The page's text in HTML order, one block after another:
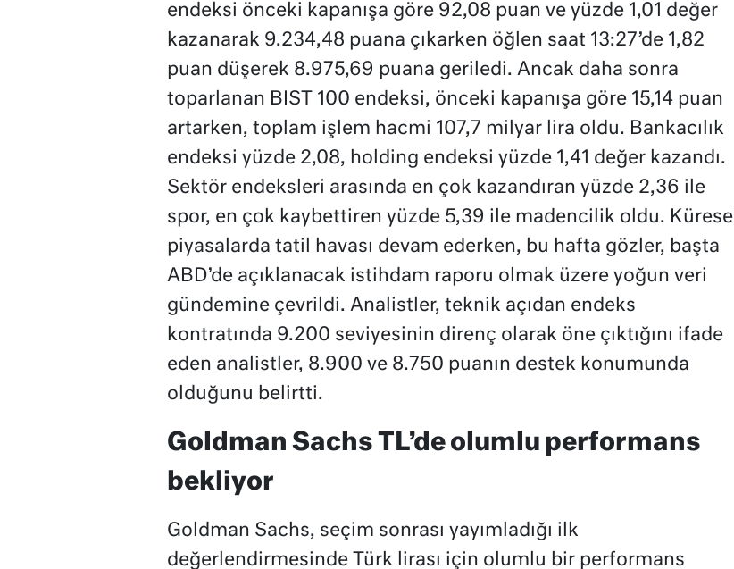
endeksi önceki kapanışa göre 92,08 puan ve yüzde 1,01 değer
kazanarak 9.234,48 puana çıkarken öğlen saat 13:27’de 1,82
puan düşerek 8.975,69 puana geriledi. Ancak daha sonra
toparlanan BIST 100 endeksi, önceki kapanışa göre 15,14 puan
artarken, toplam işlem hacmi 107,7 milyar lira oldu. Bankacılık
endeksi yüzde 2,08, holding endeksi yüzde 1,41 değer kazandı.
Sektör endeksleri arasında en çok kazandıran yüzde 2,36 ile
spor, en çok kaybettiren yüzde 5,39 ile madencilik oldu. Küresel
piyasalarda tatil havası devam ederken, bu hafta gözler, başta
ABD’de açıklanacak istihdam raporu olmak üzere yoğun veri
gündemine çevrildi. Analistler, teknik açıdan endeks
kontratında 9.200 seviyesinin direnç olarak öne çıktığını ifade
eden analistler, 8.900 ve 8.750 puanın destek konumunda
olduğunu belirtti.
Goldman Sachs TL’de olumlu performans
bekliyor
Goldman Sachs, seçim sonrası yayımladığı ilk
değerlendirmesinde Türk lirası için olumlu bir performans